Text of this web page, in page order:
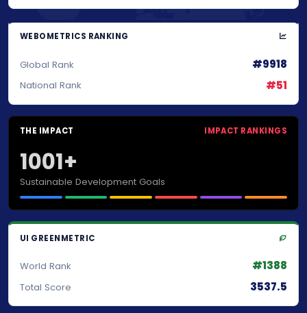
WEBOMETRICS RANKING
Global Rank #9918
National Rank #51
THE IMPACT IMPACT RANKINGS
1001+
Sustainable Development Goals
UI GREENMETRIC
World Rank #1388
Total Score 3537.5